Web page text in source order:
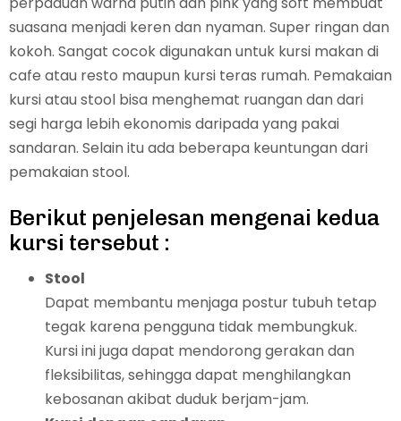
suasana menjadi keren dan nyaman. Super ringan dan
kokoh. Sangat cocok digunakan untuk kursi makan di
cafe atau resto maupun kursi teras rumah. Pemakaian
kursi atau stool bisa menghemat ruangan dan dari
segi harga lebih ekonomis daripada yang pakai
sandaran. Selain itu ada beberapa keuntungan dari
pemakaian stool.
Berikut penjelesan mengenai kedua
kursi tersebut :
Stool
Dapat membantu menjaga postur tubuh tetap
tegak karena pengguna tidak membungkuk.
Kursi ini juga dapat mendorong gerakan dan
fleksibilitas, sehingga dapat menghilangkan
kebosanan akibat duduk berjam-jam.